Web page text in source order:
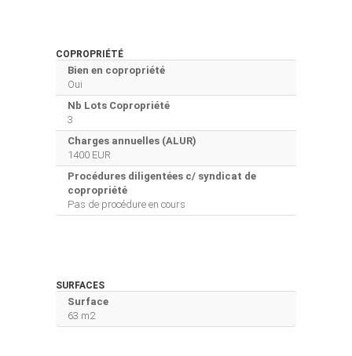
COPROPRIÉTÉ
Bien en copropriété
Oui
Nb Lots Copropriété
3
Charges annuelles (ALUR)
1400 EUR
Procédures diligentées c/ syndicat de
copropriété
Pas de procédure en cours
SURFACES
Surface
63 m2